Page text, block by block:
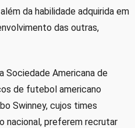
da habilidade adquirida em
das outras,
Sociedade Americana de
de futebol americano
Swinney, cujos times
nacional, preferem recrutar